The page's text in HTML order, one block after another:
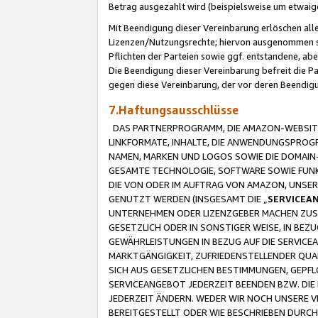
Betrag ausgezahlt wird (beispielsweise um
Mit Beendigung dieser Vereinbarung erlöschen
Lizenzen/Nutzungsrechte; hiervon
Pflichten der Parteien sowie ggf. entstandene,
Die Beendigung dieser Vereinbarung befreit die
gegen diese Vereinbarung, der vor deren
7.Haftungsausschlüsse
DAS PARTNERPROGRAMM, DIE AMAZON-
LINKFORMATE, INHALTE, DIE
NAMEN, MARKEN UND LOGOS SOWIE DIE
GESAMTE TECHNOLOGIE, SOFTWARE SOWIE
DIE VON ODER IM AUFTRAG VON AMAZON,
GENUTZT WERDEN (INSGESAMT DIE „
UNTERNEHMEN ODER LIZENZGEBER MACHEN
GESETZLICH ODER IN SONSTIGER WEISE, IN
GEWÄHRLEISTUNGEN IN BEZUG AUF DIE
MARKTGÄNGIGKEIT, ZUFRIEDENSTELLENDER
SICH AUS GESETZLICHEN BESTIMMUNGEN,
SERVICEANGEBOT JEDERZEIT BEENDEN BZW.
JEDERZEIT ÄNDERN. WEDER WIR NOCH UNSERE
BEREITGESTELLT ODER WIE BESCHRIEBEN